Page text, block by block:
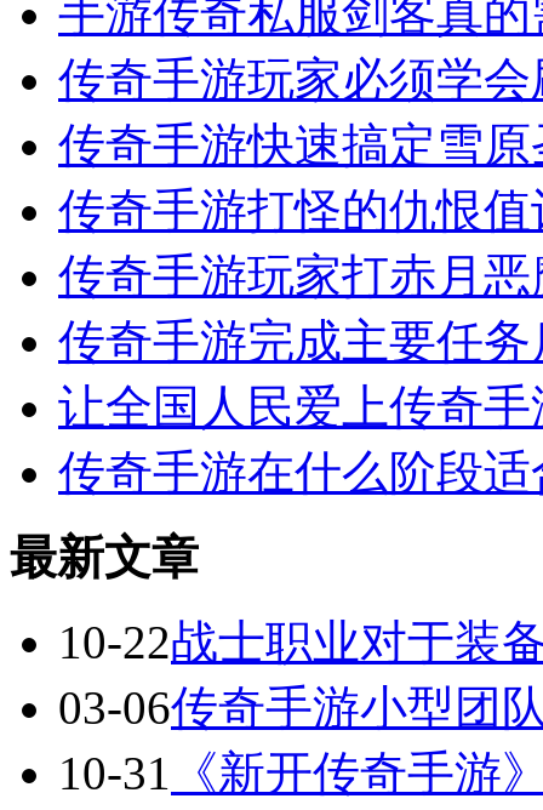
手游传奇私服剑客真
传奇手游玩家必须学
传奇手游快速搞定雪
传奇手游打怪的仇恨值
传奇手游玩家打赤月
传奇手游完成主要任
让全国人民爱上传奇
传奇手游在什么阶段
最新文章
10-22战士职业对于装
03-06传奇手游小型团
10-31 《新开传奇手游